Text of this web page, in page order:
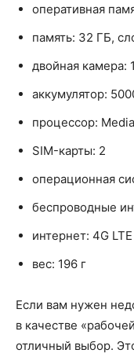
оперативная
память: 32 ГБ,
двойная
аккумулятор:
процессор:
SIM-карты: 2
операционная
беспроводные
интернет: 4G LTE
вес: 196 г
Если вам нужен
в качестве
отличный выбор.